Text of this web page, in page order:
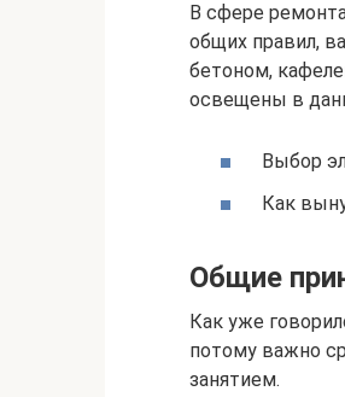
В сфере
общих правил,
бетоном,
освещены в
Выбор
Как
Общие
Как уже
потому важно
занятием.